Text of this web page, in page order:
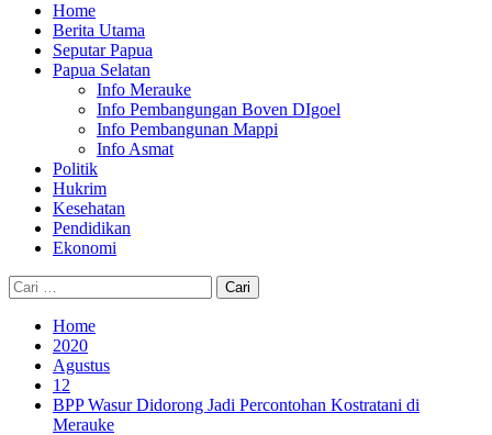
Home
Berita Utama
Seputar Papua
Papua Selatan
Info Merauke
Info Pembangungan Boven DIgoel
Info Pembangunan Mappi
Info Asmat
Politik
Hukrim
Kesehatan
Pendidikan
Ekonomi
Cari
untuk:
Home
2020
Agustus
12
BPP Wasur Didorong Jadi Percontohan Kostratani di
Merauke